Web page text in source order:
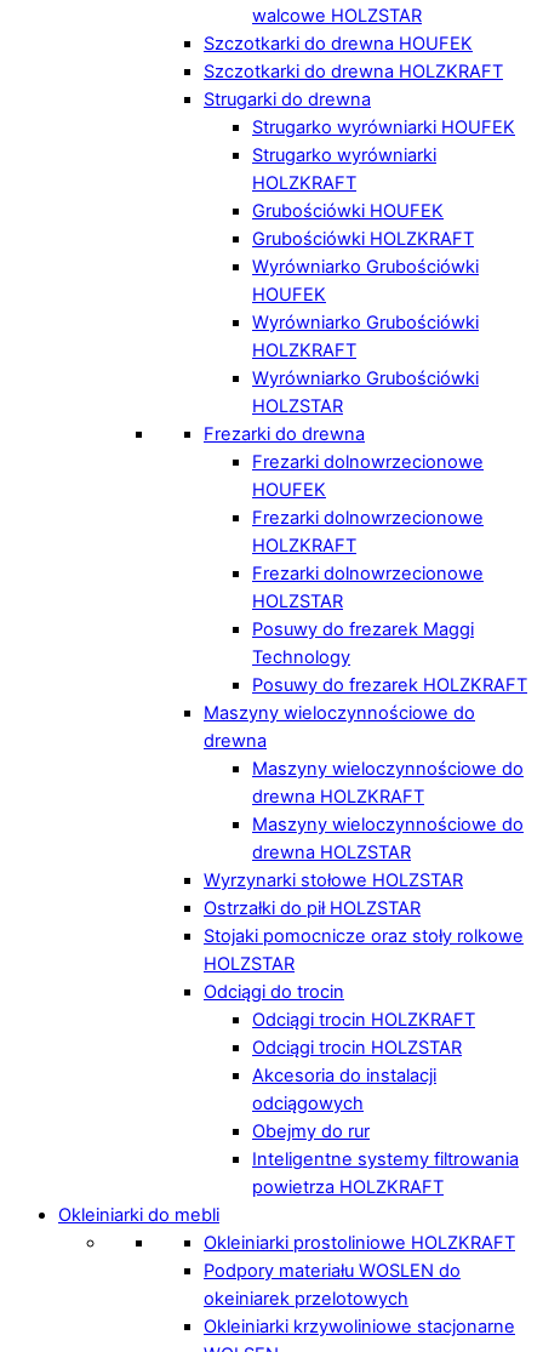
walcowe HOLZSTAR
Szczotkarki do drewna HOUFEK
Szczotkarki do drewna HOLZKRAFT
Strugarki do drewna
Strugarko wyrówniarki HOUFEK
Strugarko wyrówniarki
HOLZKRAFT
Grubościówki HOUFEK
Grubościówki HOLZKRAFT
Wyrówniarko Grubościówki
HOUFEK
Wyrówniarko Grubościówki
HOLZKRAFT
Wyrówniarko Grubościówki
HOLZSTAR
Frezarki do drewna
Frezarki dolnowrzecionowe
HOUFEK
Frezarki dolnowrzecionowe
HOLZKRAFT
Frezarki dolnowrzecionowe
HOLZSTAR
Posuwy do frezarek Maggi
Technology
Posuwy do frezarek HOLZKRAFT
Maszyny wieloczynnościowe do
drewna
Maszyny wieloczynnościowe do
drewna HOLZKRAFT
Maszyny wieloczynnościowe do
drewna HOLZSTAR
Wyrzynarki stołowe HOLZSTAR
Ostrzałki do pił HOLZSTAR
Stojaki pomocnicze oraz stoły rolkowe
HOLZSTAR
Odciągi do trocin
Odciągi trocin HOLZKRAFT
Odciągi trocin HOLZSTAR
Akcesoria do instalacji
odciągowych
Obejmy do rur
Inteligentne systemy filtrowania
powietrza HOLZKRAFT
Okleiniarki do mebli
Okleiniarki prostoliniowe HOLZKRAFT
Podpory materiału WOSLEN do
okeiniarek przelotowych
Okleiniarki krzywoliniowe stacjonarne